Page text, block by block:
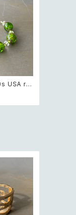
USA ret
br
カ ヴィ
ー グリー